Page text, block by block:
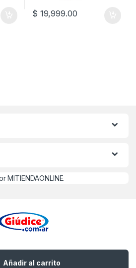
Añadir al carrito
$ 19,999.00
MITIENDAONLINE.
Duda? Llamanos
479-4747